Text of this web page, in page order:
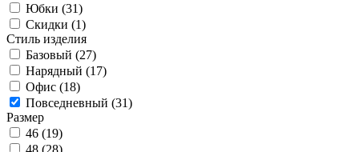
Юбки (31)
Скидки (1)
Стиль изделия
Базовый (27)
Нарядный (17)
Офис (18)
Повседневный (31)
Размер
46 (19)
48 (28)